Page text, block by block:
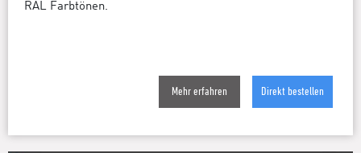
RAL Farbtönen.
Mehr erfahren Direkt bestellen